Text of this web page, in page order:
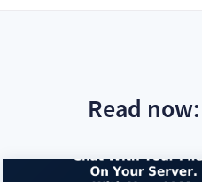
Read now: